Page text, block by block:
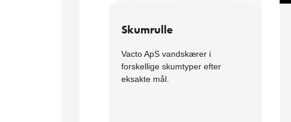
Skumrulle
Vacto ApS vandskærer i
forskellige skumtyper efter
eksakte mål.